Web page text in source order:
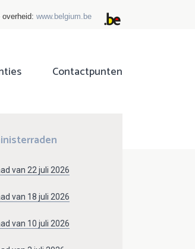
www.belgium.be
Contactpunten
van 22 juli 2026
van 18 juli 2026
van 10 juli 2026